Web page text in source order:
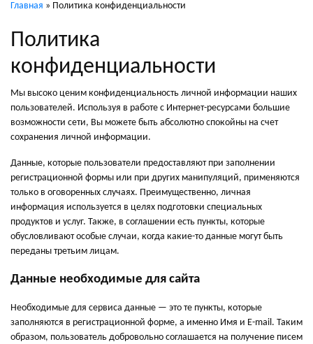
Главная » Политика конфиденциальности
Политика
конфиденциальности
Мы высоко ценим конфиденциальность личной информации наших
пользователей. Используя в работе с Интернет-ресурсами большие
возможности сети, Вы можете быть абсолютно спокойны на счет
сохранения личной информации.
Данные, которые пользователи предоставляют при заполнении
регистрационной формы или при других манипуляций, применяются
только в оговоренных случаях. Преимущественно, личная
информация используется в целях подготовки специальных
продуктов и услуг. Также, в соглашении есть пункты, которые
обусловливают особые случаи, когда какие-то данные могут быть
переданы третьим лицам.
Данные необходимые для сайта
Необходимые для сервиса данные — это те пункты, которые
заполняются в регистрационной форме, а именно Имя и E-mail. Таким
образом, пользователь добровольно соглашается на получение писем